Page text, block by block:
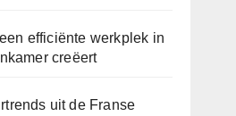
efficiënte werkplek in
creëert
uit de Franse